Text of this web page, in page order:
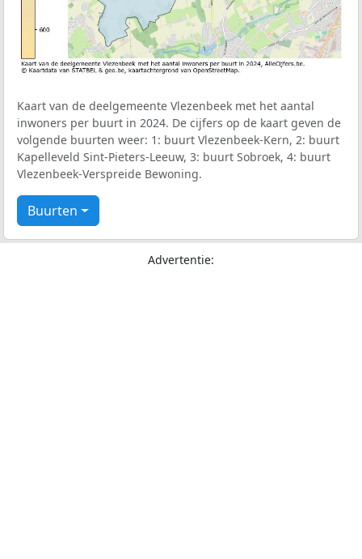
Kaart van de deelgemeente Vlezenbeek met het aantal
inwoners per buurt in 2024. De cijfers op de kaart geven de
volgende buurten weer: 1: buurt Vlezenbeek-Kern, 2: buurt
Kapelleveld Sint-Pieters-Leeuw, 3: buurt Sobroek, 4: buurt
Vlezenbeek-Verspreide Bewoning.
Buurten
Advertentie: